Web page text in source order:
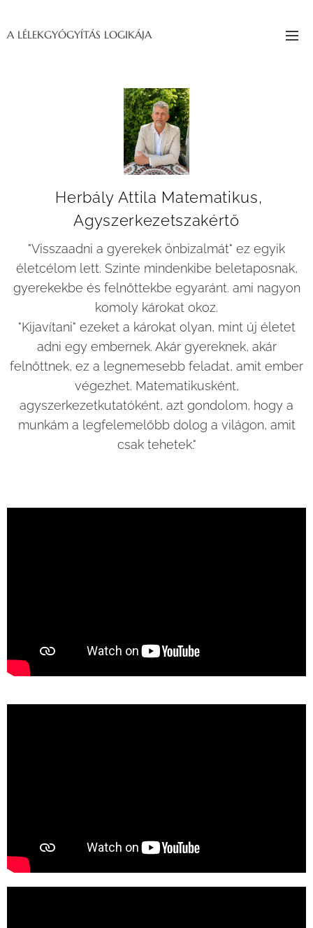
A LÉLEKGYÓGYÍTÁS LOGIKÁJA
Herbály Attila Matematikus,
Agyszerkezetszakértő
"Visszaadni a gyerekek önbizalmát" ez egyik
életcélom lett. Szinte mindenkibe beletaposnak,
gyerekekbe és felnőttekbe egyaránt. ami nagyon
komoly károkat okoz.
"Kijavítani" ezeket a károkat olyan, mint új életet
adni egy embernek. Akár gyereknek, akár
felnőttnek, ez a legnemesebb feladat, amit ember
végezhet. Matematikusként,
agyszerkezetkutatóként, azt gondolom, hogy a
munkám a legfelemelőbb dolog a világon, amit
csak tehetek."